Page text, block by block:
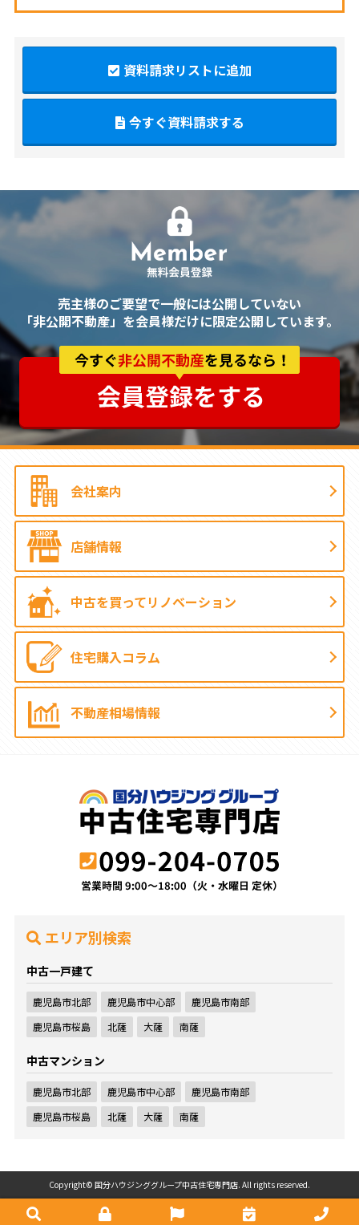
資料請求リストに追加
今すぐ資料請求する
売主様のご要望で一般には公開していない
「非公開不動産」 を会員様だけに限定公開しています。
会社案内
店舗情報
中古を買ってリノベーション
住宅購入コラム
不動産相場情報
エリア別検索
中古一戸建て
鹿児島市北部 鹿児島市中心部
鹿児島市南部
鹿児島市桜島
北薩 大薩 南薩
中古マンション
鹿児島市北部 鹿児島市中心部
鹿児島市南部
鹿児島市桜島
北薩 大薩 南薩
Copyright© 国分ハウジンググループ中古住宅専門店. All rights reserved.